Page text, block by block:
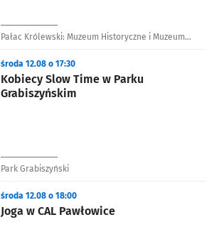
Pałac Królewski: Muzeum Historyczne i Muzeum
Kobiecy Slow Time w Parku
Grabiszyńskim
środa 12.08 o 17:30
Park Grabiszyński
Joga w CAL Pawłowice
środa 12.08 o 18:00